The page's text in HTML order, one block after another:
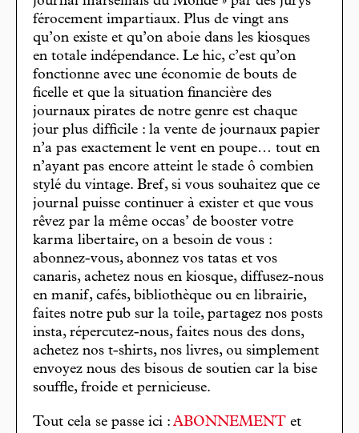
férocement impartiaux. Plus de vingt ans
qu’on existe et qu’on aboie dans les kiosques
en totale indépendance. Le hic, c’est qu’on
fonctionne avec une économie de bouts de
ficelle et que la situation financière des
journaux pirates de notre genre est chaque
jour plus difficile : la vente de journaux papier
n’a pas exactement le vent en poupe… tout en
n’ayant pas encore atteint le stade ô combien
stylé du vintage. Bref, si vous souhaitez que ce
journal puisse continuer à exister et que vous
rêvez par la même occas’ de booster votre
karma libertaire, on a besoin de vous :
abonnez-vous, abonnez vos tatas et vos
canaris, achetez nous en kiosque, diffusez-nous
en manif, cafés, bibliothèque ou en librairie,
faites notre pub sur la toile, partagez nos posts
insta, répercutez-nous, faites nous des dons,
achetez nos t-shirts, nos livres, ou simplement
envoyez nous des bisous de soutien car la bise
souffle, froide et pernicieuse.
Tout cela se passe ici : ABONNEMENT et